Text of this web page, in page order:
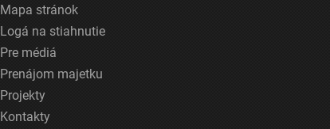
Mapa stránok
Logá na stiahnutie
Pre médiá
Prenájom majetku
Projekty
Kontakty